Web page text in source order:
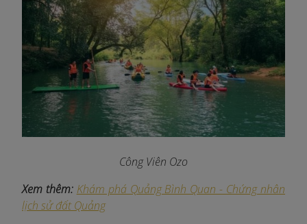
Công Viên Ozo
Xem thêm: Khám phá Quảng Bình Quan - Chứng nhân
lịch sử đất Quảng